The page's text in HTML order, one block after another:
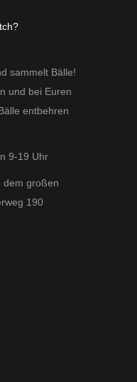
sammelt Bälle!
und bei Euren
entbehren
9-19 Uhr
dem großen
190